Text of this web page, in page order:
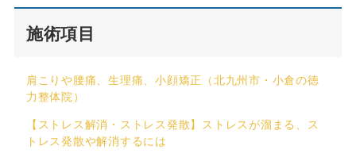
施術項目
肩こりや腰痛、生理痛、小顔矯正（北九州市・小倉の徳
力整体院）
【ストレス解消・ストレス発散】ストレスが溜まる、ス
トレス発散や解消するには